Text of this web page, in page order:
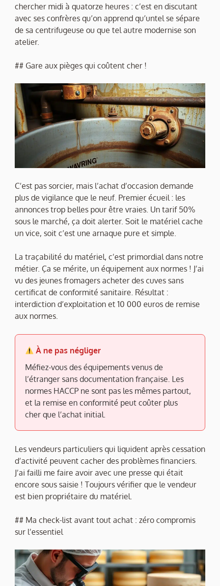
chercher midi à quatorze heures : c’est en discutant
avec ses confrères qu’on apprend qu’untel se sépare
de sa centrifugeuse ou que tel autre modernise son
atelier.
## Gare aux pièges qui coûtent cher !
C’est pas sorcier, mais l’achat d’occasion demande
plus de vigilance que le neuf. Premier écueil : les
annonces trop belles pour être vraies. Un tarif 50%
sous le marché, ça doit alerter. Soit le matériel cache
un vice, soit c’est une arnaque pure et simple.
La traçabilité du matériel, c’est primordial dans notre
métier. Ça se mérite, un équipement aux normes ! J’ai
vu des jeunes fromagers acheter des cuves sans
certificat de conformité sanitaire. Résultat :
interdiction d’exploitation et 10 000 euros de remise
aux normes.
À ne pas négliger
Méfiez-vous des équipements venus de
l’étranger sans documentation française. Les
normes HACCP ne sont pas les mêmes partout,
et la remise en conformité peut coûter plus
cher que l’achat initial.
Les vendeurs particuliers qui liquident après cessation
d’activité peuvent cacher des problèmes financiers.
J’ai failli me faire avoir avec une presse qui était
encore sous saisie ! Toujours vérifier que le vendeur
est bien propriétaire du matériel.
## Ma check-list avant tout achat : zéro compromis
sur l’essentiel